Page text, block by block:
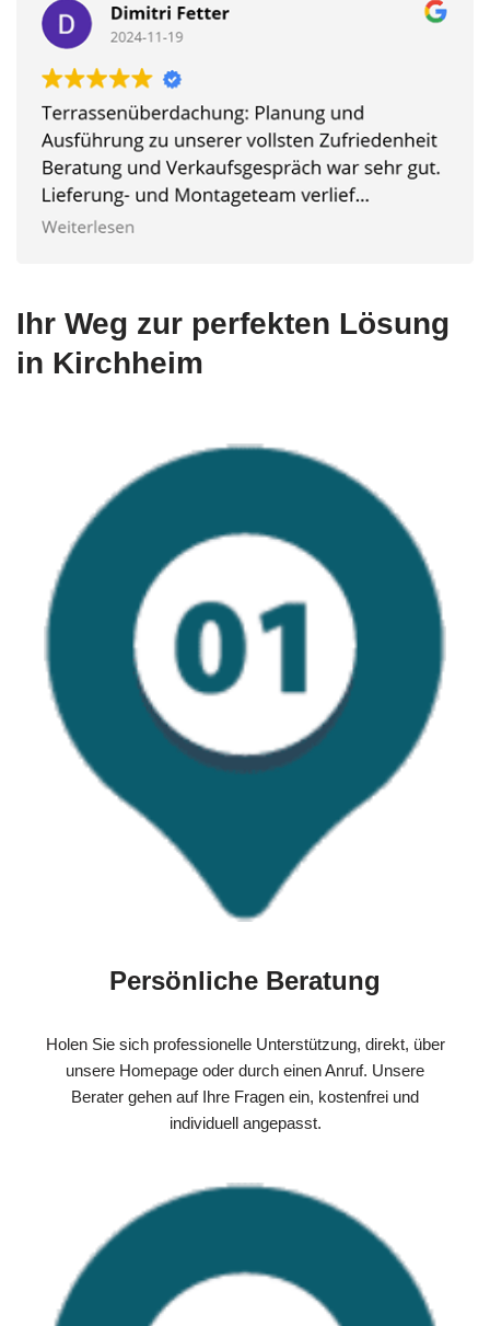
Ihr Weg zur perfekten Lösung
in Kirchheim
Persönliche Beratung
Holen Sie sich professionelle Unterstützung, direkt, über
unsere Homepage oder durch einen Anruf. Unsere
Berater gehen auf Ihre Fragen ein, kostenfrei und
individuell angepasst.